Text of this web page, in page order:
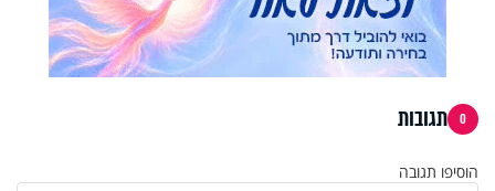
0 תגובות
הוסיפו תגובה